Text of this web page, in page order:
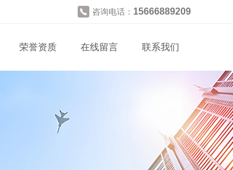
咨询电话： 15666889209
荣誉资质 在线留言 联系我们